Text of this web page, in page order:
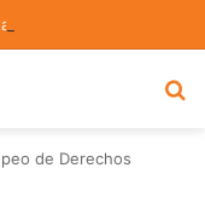
de Derechos